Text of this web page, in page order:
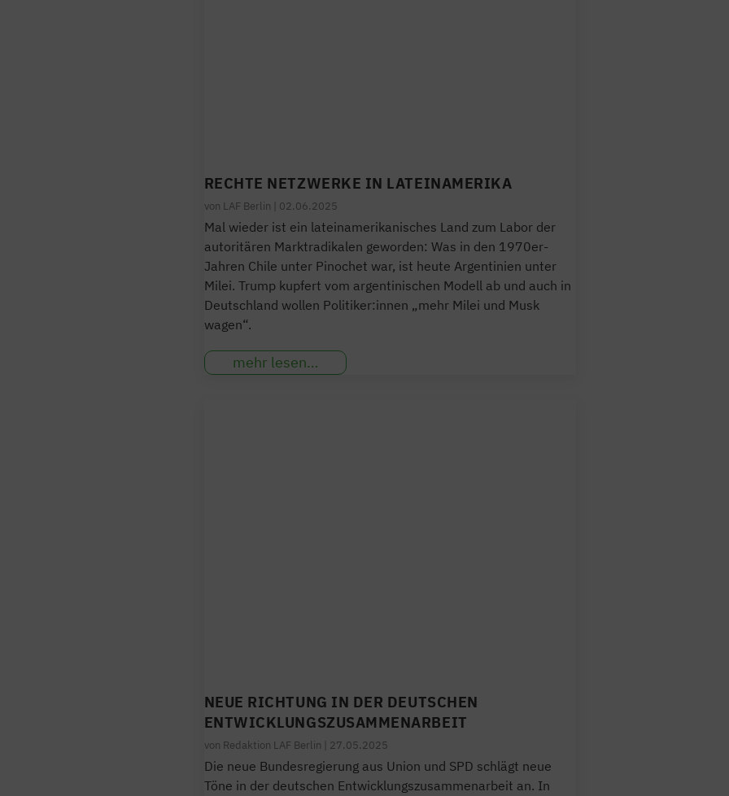
RECHTE NETZWERKE IN LATEINAMERIKA
von LAF Berlin 02.06.2025
Mal wieder ist ein lateinamerikanisches Land zum Labor der
autoritären Marktradikalen geworden: Was in den 1970er-
Jahren Chile unter Pinochet war, ist heute Argentinien unter
Milei. Trump kupfert vom argentinischen Modell ab und auch in
Deutschland wollen Politiker:innen „mehr Milei und Musk
wagen“.
mehr lesen…
NEUE RICHTUNG IN DER DEUTSCHEN
ENTWICKLUNGSZUSAMMENARBEIT
von Redaktion LAF Berlin 27.05.2025
Die neue Bundesregierung aus Union und SPD schlägt neue
Töne in der deutschen Entwicklungszusammenarbeit an. In